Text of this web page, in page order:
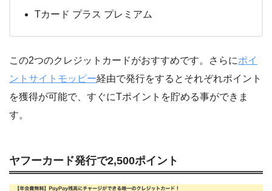
Tカード プラス プレミアム
この2つのクレジットカードがおすすめです。さらにポイ
ントサイトモッピー経由で発行をするとそれぞれポイント
を獲得が可能で、すぐにTポイントを貯める事ができま
す。
ヤフーカード発行で2,500ポイント